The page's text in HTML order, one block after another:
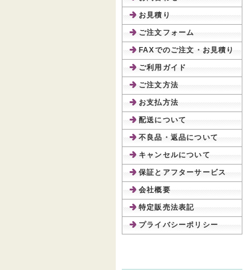
お見積り
ご注文フォーム
FAXでのご注文・お見積り
ご利用ガイド
ご注文方法
お支払方法
配送について
不良品・返品について
キャンセルについて
保証とアフターサービス
会社概要
特定販売法表記
プライバシーポリシー